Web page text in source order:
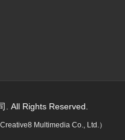
. All Rights Reserved.
Creative8 Multimedia Co., Ltd.）